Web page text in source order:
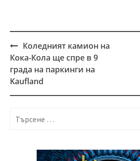
Post
navigation
Коледният камион на
Кока-Кола ще спре в 9
града на паркинги на
Kaufland
за: